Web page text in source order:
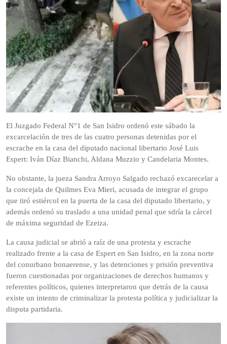
El Juzgado Federal N°1 de San Isidro ordenó este sábado la
excarcelación de tres de las cuatro personas detenidas por el
escrache en la casa del diputado nacional libertario José Luis
Espert: Iván Díaz Bianchi, Aldana Muzzio y Candelaria Montes.
No obstante, la jueza Sandra Arroyo Salgado rechazó excarecelar a
la concejala de Quilmes Eva Mieri, acusada de integrar el grupo
que tiró estiércol en la puerta de la casa del diputado libertario, y
además ordenó su traslado a una unidad penal que sdría la cárcel
de máxima seguridad de Ezeiza.
La causa judicial se abrió a raíz de una protesta y escrache
realizado frente a la casa de Espert en San Isidro, en la zona norte
del conurbano bonaerense, y las detenciones y prisión preventiva
fueron cuestionadas por organizaciones de derechos humanos y
referentes políticos, quienes interpretaron que detrás de la causa
existe un intento de criminalizar la protesta política y judicializar la
disputa partidaria.